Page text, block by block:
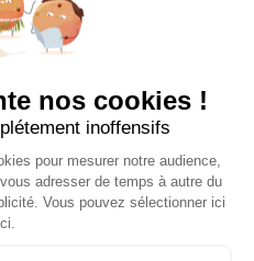
nos cookies !
inoffensifs
pour mesurer notre audience,
adresser de temps à autre du
Vous pouvez sélectionner ici
😍
et nous glisserons
première commande*
30€ d'achats